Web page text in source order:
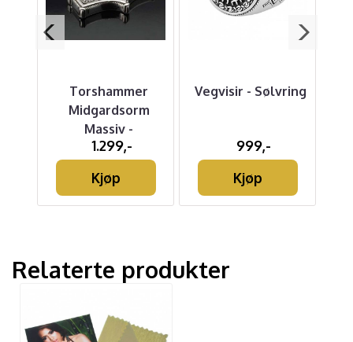
Torshammer
Midgardsorm
Massiv -
Sølvanheng
1.299,-
Kjøp
Vegvisir - Sølvring
999,-
Kjøp
Relaterte produkter